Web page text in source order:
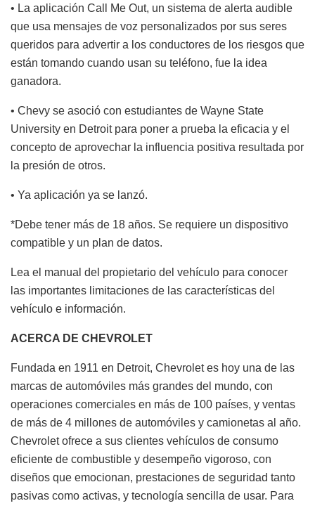
• La aplicación Call Me Out, un sistema de alerta audible
que usa mensajes de voz personalizados por sus seres
queridos para advertir a los conductores de los riesgos que
están tomando cuando usan su teléfono, fue la idea
ganadora.
• Chevy se asoció con estudiantes de Wayne State
University en Detroit para poner a prueba la eficacia y el
concepto de aprovechar la influencia positiva resultada por
la presión de otros.
• Ya aplicación ya se lanzó.
*Debe tener más de 18 años. Se requiere un dispositivo
compatible y un plan de datos.
Lea el manual del propietario del vehículo para conocer
las importantes limitaciones de las características del
vehículo e información.
ACERCA DE CHEVROLET
Fundada en 1911 en Detroit, Chevrolet es hoy una de las
marcas de automóviles más grandes del mundo, con
operaciones comerciales en más de 100 países, y ventas
de más de 4 millones de automóviles y camionetas al año.
Chevrolet ofrece a sus clientes vehículos de consumo
eficiente de combustible y desempeño vigoroso, con
diseños que emocionan, prestaciones de seguridad tanto
pasivas como activas, y tecnología sencilla de usar. Para